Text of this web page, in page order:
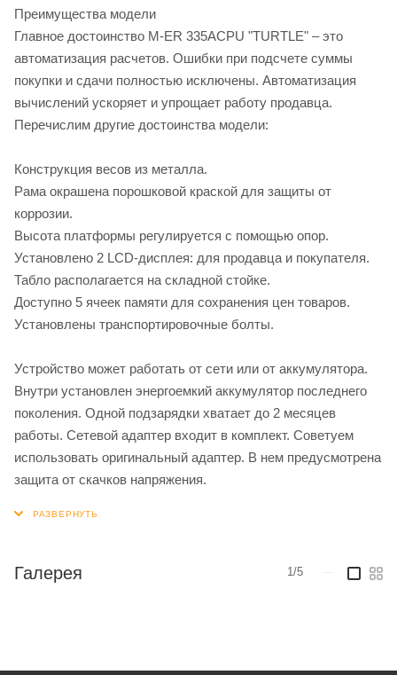
Преимущества модели
Главное достоинство M-ER 335ACPU "TURTLE" – это
автоматизация расчетов. Ошибки при подсчете суммы
покупки и сдачи полностью исключены. Автоматизация
вычислений ускоряет и упрощает работу продавца.
Перечислим другие достоинства модели:
Конструкция весов из металла.
Рама окрашена порошковой краской для защиты от
коррозии.
Высота платформы регулируется с помощью опор.
Установлено 2 LCD-дисплея: для продавца и покупателя.
Табло располагается на складной стойке.
Доступно 5 ячеек памяти для сохранения цен товаров.
Установлены транспортировочные болты.
Устройство может работать от сети или от аккумулятора.
Внутри установлен энергоемкий аккумулятор последнего
поколения. Одной подзарядки хватает до 2 месяцев
работы. Сетевой адаптер входит в комплект. Советуем
использовать оригинальный адаптер. В нем предусмотрена
защита от скачков напряжения.
Галерея 1/5